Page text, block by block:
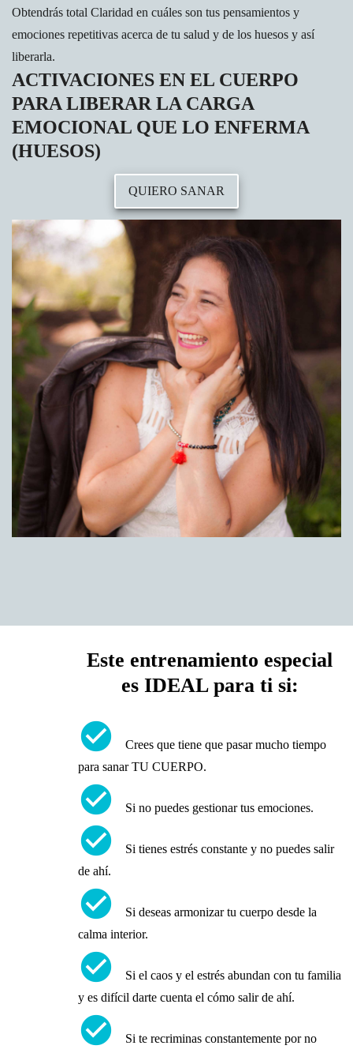
Obtendrás total Claridad en cuáles son tus pensamientos y
emociones repetitivas acerca de tu salud y de los huesos y así
liberarla.
ACTIVACIONES EN EL CUERPO
PARA LIBERAR LA CARGA
EMOCIONAL QUE LO ENFERMA
(HUESOS)
QUIERO SANAR
Este entrenamiento especial
es IDEAL para ti si:
check_circle
Crees que tiene que pasar mucho tiempo
para sanar TU CUERPO.
check_circle Si no puedes gestionar tus emociones.
check_circle
Si tienes estrés constante y no puedes salir
de ahí.
check_circle
Si deseas armonizar tu cuerpo desde la
calma interior.
check_circle
Si el caos y el estrés abundan con tu familia
y es difícil darte cuenta el cómo salir de ahí.
check_circle
Si te recriminas constantemente por no